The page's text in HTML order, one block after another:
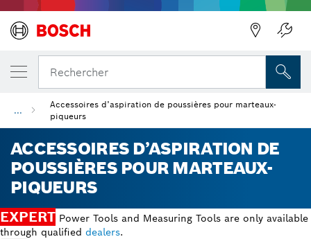
Rechercher
...
Accessoires d’aspiration de poussières pour marteaux-
piqueurs
ACCESSOIRES D’ASPIRATION DE
POUSSIÈRES POUR MARTEAUX-
PIQUEURS
EXPERT Power Tools and Measuring Tools are only available
through qualified dealers.